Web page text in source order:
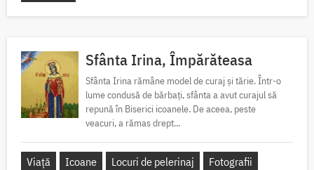
Sfânta Irina, Împărăteasa
Sfânta Irina rămâne model de curaj și tărie. Într-o
lume condusă de bărbați, sfânta a avut curajul să
repună în Biserici icoanele. De aceea, peste
veacuri, a rămas drept...
Viață Icoane Locuri de pelerinaj Fotografii